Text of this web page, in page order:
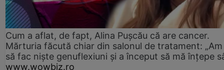
Cum a aflat, de fapt, Alina Pușcău că are cancer.
Mărturia făcută chiar din salonul de tratament:
să fac niște genuflexiuni și a început să mă înțepe
www.wowbiz.ro